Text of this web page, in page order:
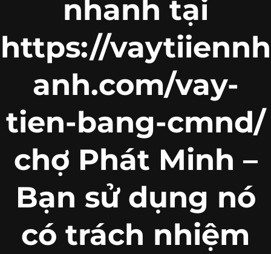
nhanh tại
https://vaytiiennh
anh.com/vay-
tien-bang-cmnd/
chợ Phát Minh –
Bạn sử dụng nó
có trách nhiệm